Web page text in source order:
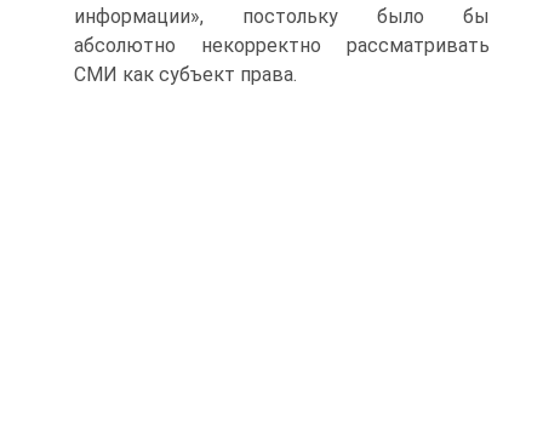
ин­формации», постольку было бы
абсолютно некорректно рас­сматривать
СМИ как субъект права.